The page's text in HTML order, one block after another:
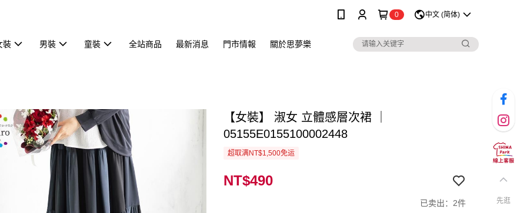
0 中文 (简体)
裝 男裝 童裝 全站商品 最新消息 門市情報 關於思夢樂
【女裝】 淑女 立體感層次裙 ｜
05155E0155100002448
超取满NT$1,500免运
NT$490
已卖出：2件 先逛